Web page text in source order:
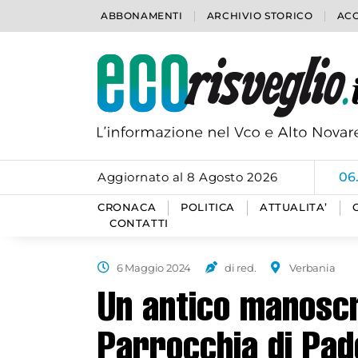
ABBONAMENTI ARCHIVIO STORICO
Aggiornato al 8 Agosto 2026
CRONACA POLITICA ATTUALITA’
CONTATTI
6 Maggio 2024 di red. Verbania
Un antico